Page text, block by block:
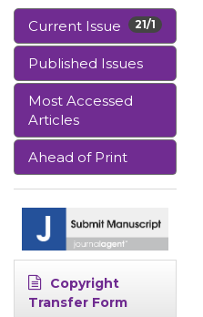
21/1
Current Issue
Published Issues
Most Accessed
Articles
Ahead of Print
Copyright
Transfer Form